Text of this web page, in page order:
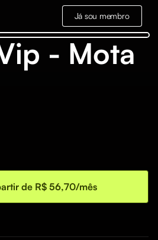
Já sou membro
- Mota
de R$ 56,70/mês